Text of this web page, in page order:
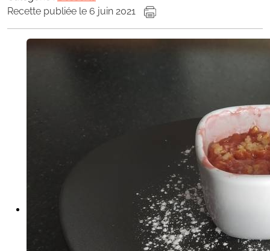
Recette publiée le 6 juin 2021